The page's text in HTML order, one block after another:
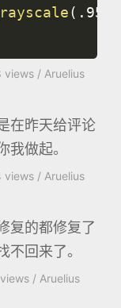
( .95
views / Aruelius
在昨天给评论
我做起。
views / Aruelius
复的都修复了
回来了。
/ Aruelius